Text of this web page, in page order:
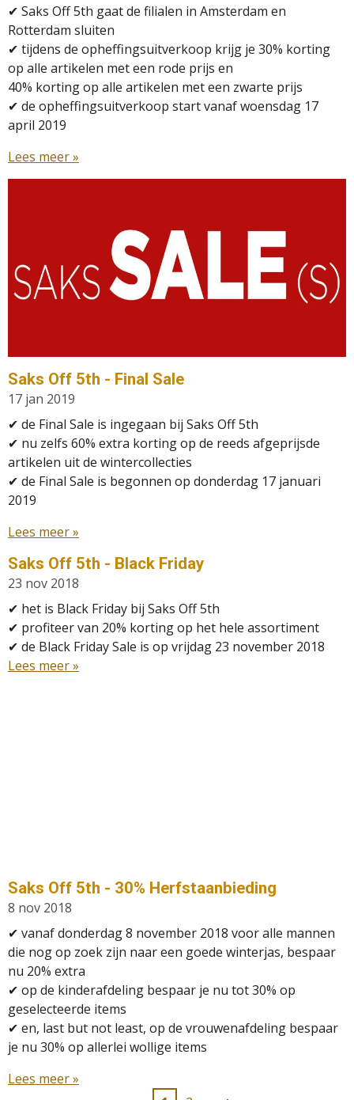
✔ Saks Off 5th gaat de filialen in Amsterdam en
Rotterdam sluiten
✔ tijdens de opheffingsuitverkoop krijg je 30% korting
op alle artikelen met een rode prijs en
40% korting op alle artikelen met een zwarte prijs
✔ de opheffingsuitverkoop start vanaf woensdag 17
april 2019
Lees meer »
Saks Off 5th - Final Sale
17 jan 2019
✔ de Final Sale is ingegaan bij Saks Off 5th
✔ nu zelfs 60% extra korting op de reeds afgeprijsde
artikelen uit de wintercollecties
✔ de Final Sale is begonnen op donderdag 17 januari
2019
Lees meer »
Saks Off 5th - Black Friday
23 nov 2018
✔ het is Black Friday bij Saks Off 5th
✔ profiteer van 20% korting op het hele assortiment
✔ de Black Friday Sale is op vrijdag 23 november 2018
Lees meer »
Saks Off 5th - 30% Herfstaanbieding
8 nov 2018
✔ vanaf donderdag 8 november 2018 voor alle mannen
die nog op zoek zijn naar een goede winterjas, bespaar
nu 20% extra
✔ op de kinderafdeling bespaar je nu tot 30% op
geselecteerde items
✔ en, last but not least, op de vrouwenafdeling bespaar
je nu 30% op allerlei wollige items
Lees meer »